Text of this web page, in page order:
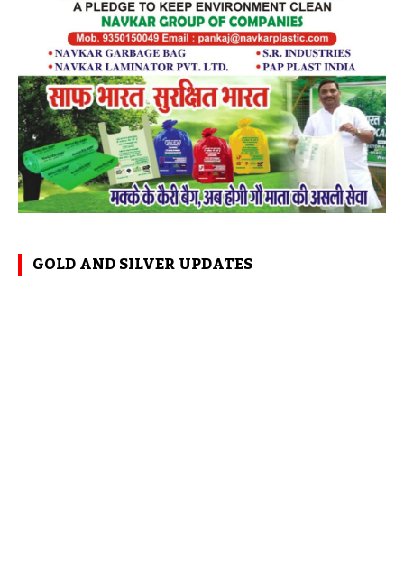
GOLD AND SILVER UPDATES